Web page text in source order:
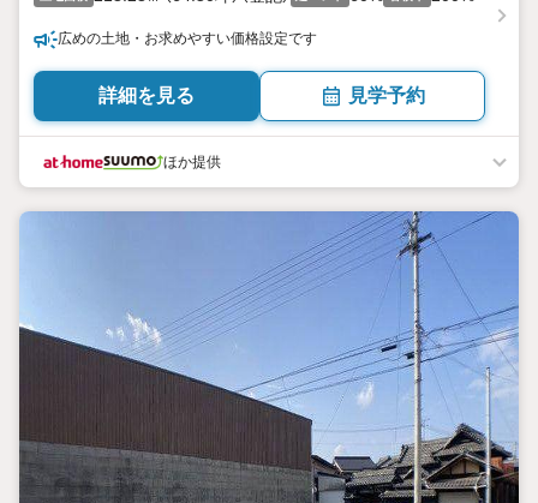
広めの土地・お求めやすい価格設定です
詳細を見る 見学予約
ほか提供